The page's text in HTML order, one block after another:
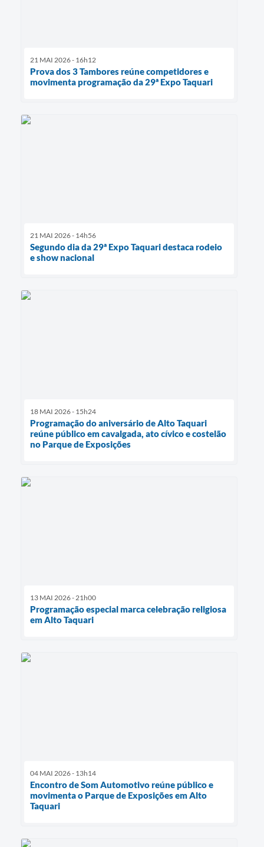
21 MAI 2026 - 16h12
Prova dos 3 Tambores reúne competidores e
movimenta programação da 29ª Expo Taquari
21 MAI 2026 - 14h56
Segundo dia da 29ª Expo Taquari destaca rodeio
e show nacional
18 MAI 2026 - 15h24
Programação do aniversário de Alto Taquari
reúne público em cavalgada, ato cívico e costelão
no Parque de Exposições
13 MAI 2026 - 21h00
Programação especial marca celebração religiosa
em Alto Taquari
04 MAI 2026 - 13h14
Encontro de Som Automotivo reúne público e
movimenta o Parque de Exposições em Alto
Taquari